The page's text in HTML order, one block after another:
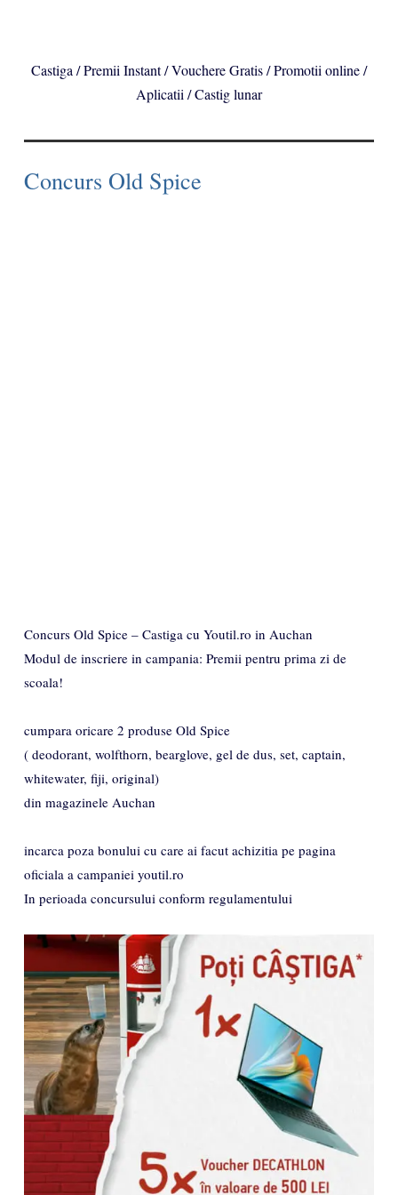
Castiga / Premii Instant / Vouchere Gratis / Promotii online /
Aplicatii / Castig lunar
Concurs Old Spice
Concurs Old Spice – Castiga cu Youtil.ro in Auchan
Modul de inscriere in campania: Premii pentru prima zi de
scoala!
cumpara oricare 2 produse Old Spice
( deodorant, wolfthorn, bearglove, gel de dus, set, captain,
whitewater, fiji, original)
din magazinele Auchan
incarca poza bonului cu care ai facut achizitia pe pagina
oficiala a campaniei youtil.ro
In perioada concursului conform regulamentului